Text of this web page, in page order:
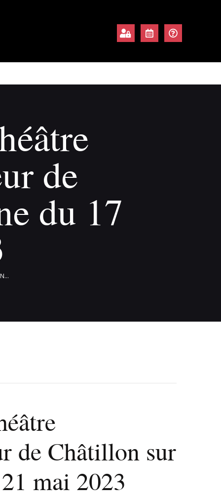
de
du 17
de Châtillon sur
mai 2023